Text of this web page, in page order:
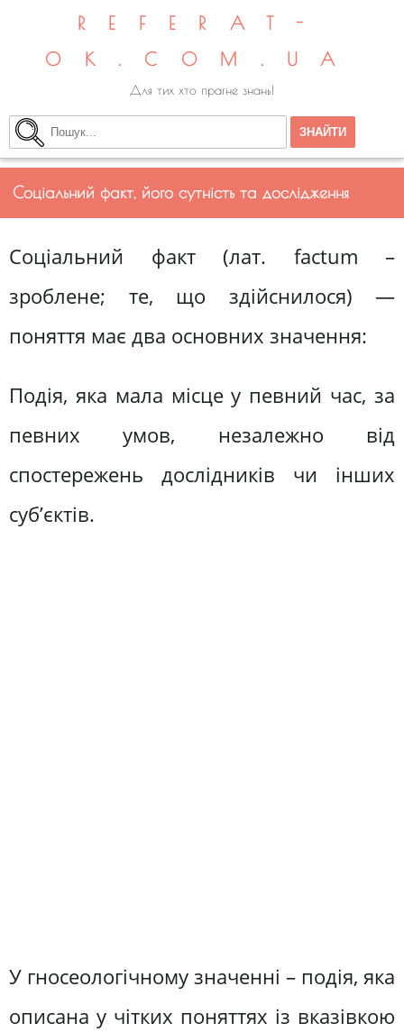
REFERAT-
OK.COM.UA
Для тих хто прагне знань!
Соціальний факт, його сутність та дослідження
Соціальний факт (лат. factum –
зроблене; те, що здійснилося) —
поняття має два основних значення:
Подія, яка мала місце у певний час, за
певних умов, незалежно від
спостережень дослідників чи інших
суб’єктів.
У гносеологічному значенні – подія, яка
описана у чітких поняттях із вказівкою